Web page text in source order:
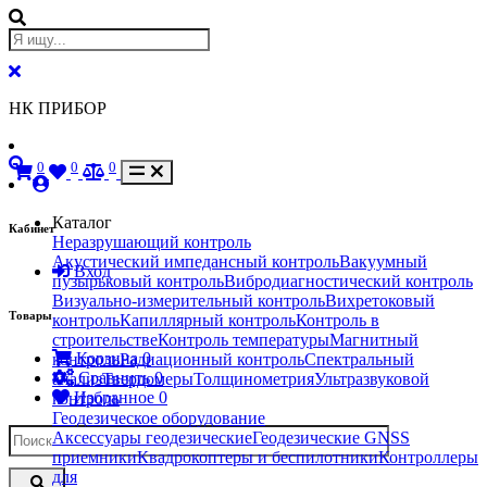
НК ПРИБОР
Кабинет
Вход
Товары
Корзина0
Сравнить0
Избранное 0
0 0 0
Каталог
Неразрушающий контроль
Акустический импедансный контрольВакуумный
пузырьковый контрольВибродиагностический контроль
Визуально-измерительный контрольВихретоковый
контрольКапиллярный контрольКонтроль в
строительствеКонтроль температурыМагнитный
контрольРадиационный контрольСпектральный
анализТвердомерыТолщинометрияУльтразвуковой
контроль
Геодезическое оборудование
Аксессуары геодезическиеГеодезические GNSS
приемникиКвадрокоптеры и беспилотникиКонтроллеры
для